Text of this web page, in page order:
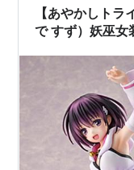
離婚したい! いき
【あやかしト
で すず）妖巫女